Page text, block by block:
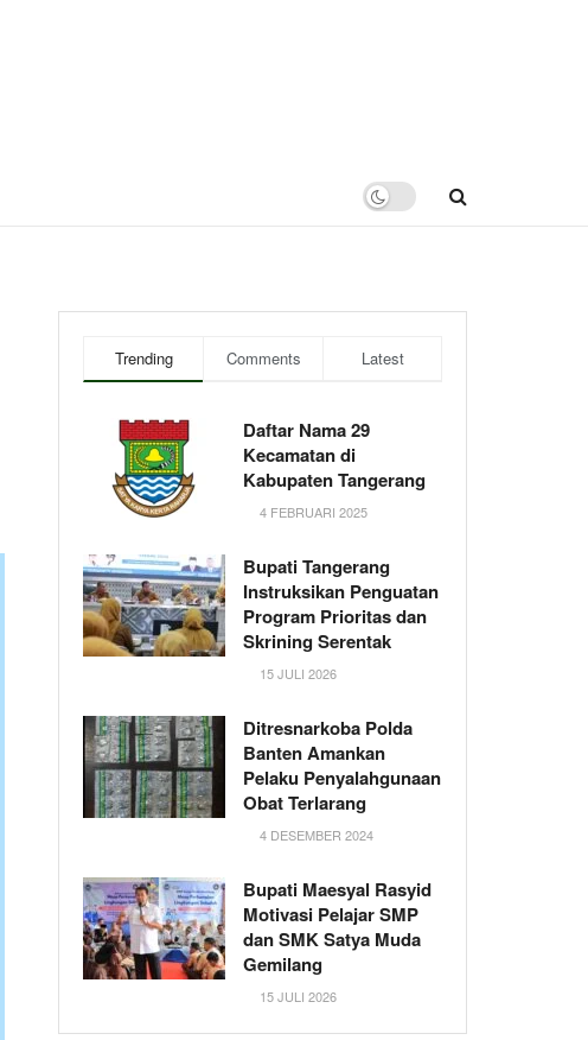
Trending Comments Latest
Daftar Nama 29
Kecamatan di
Kabupaten Tangerang
4 FEBRUARI 2025
Bupati Tangerang
Instruksikan Penguatan
Program Prioritas dan
Skrining Serentak
15 JULI 2026
Ditresnarkoba Polda
Banten Amankan
Pelaku Penyalahgunaan
Obat Terlarang
4 DESEMBER 2024
Bupati Maesyal Rasyid
Motivasi Pelajar SMP
dan SMK Satya Muda
Gemilang
15 JULI 2026